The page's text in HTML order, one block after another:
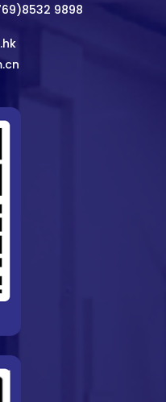
9898